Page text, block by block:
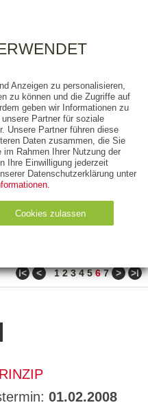
Bestseller
ǀ< < 1 2 3 4 5 6 7 > >ǀ
01.02.2008
Anzeigen zu personalisieren,
zu können und die Zugriffe auf
geben wir Informationen zu
unsere Partner für soziale
Unsere Partner führen diese
Daten zusammen, die Sie
Rahmen Ihrer Nutzung der
Ihre Einwilligung jederzeit
Datenschutzerklärung unter
Cookies zulassen
Ty
des
auf der aktuellen